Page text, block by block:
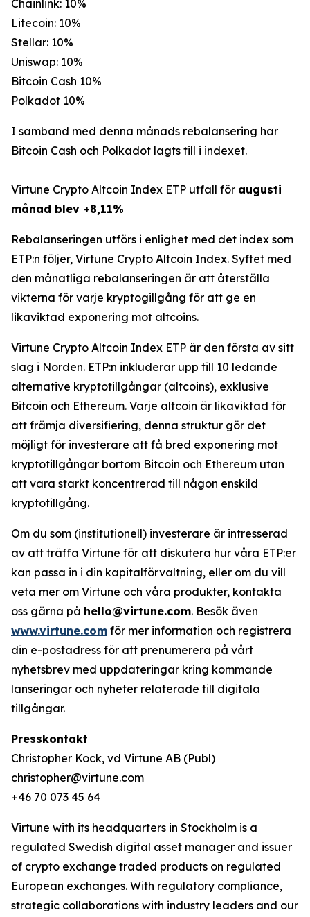
Chainlink: 10%
Litecoin: 10%
Stellar: 10%
Uniswap: 10%
Bitcoin Cash 10%
Polkadot 10%
I samband med denna månads rebalansering har
Bitcoin Cash och Polkadot lagts till i indexet.
Virtune Crypto Altcoin Index ETP utfall för augusti
månad blev +8,11%
Rebalanseringen utförs i enlighet med det index som
ETP:n följer, Virtune Crypto Altcoin Index. Syftet med
den månatliga rebalanseringen är att återställa
vikterna för varje kryptogillgång för att ge en
likaviktad exponering mot altcoins.
Virtune Crypto Altcoin Index ETP är den första av sitt
slag i Norden. ETP:n inkluderar upp till 10 ledande
alternative kryptotillgångar (altcoins), exklusive
Bitcoin och Ethereum. Varje altcoin är likaviktad för
att främja diversifiering, denna struktur gör det
möjligt för investerare att få bred exponering mot
kryptotillgångar bortom Bitcoin och Ethereum utan
att vara starkt koncentrerad till någon enskild
kryptotillgång.
Om du som (institutionell) investerare är intresserad
av att träffa Virtune för att diskutera hur våra ETP:er
kan passa in i din kapitalförvaltning, eller om du vill
veta mer om Virtune och våra produkter, kontakta
oss gärna på hello@virtune.com. Besök även
www.virtune.com för mer information och registrera
din e-postadress för att prenumerera på vårt
nyhetsbrev med uppdateringar kring kommande
lanseringar och nyheter relaterade till digitala
tillgångar.
Presskontakt
Christopher Kock, vd Virtune AB (Publ)
christopher@virtune.com
+46 70 073 45 64
Virtune with its headquarters in Stockholm is a
regulated Swedish digital asset manager and issuer
of crypto exchange traded products on regulated
European exchanges. With regulatory compliance,
strategic collaborations with industry leaders and our